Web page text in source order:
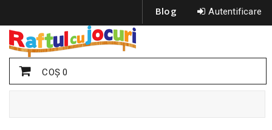
Autentificare
Blog
COŞ0